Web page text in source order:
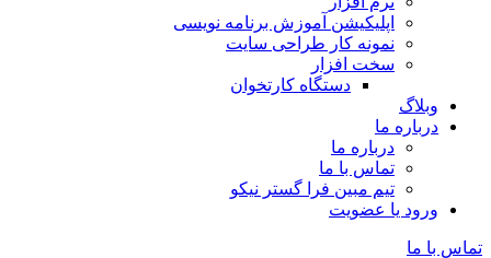
اپلیکیشن آموزش برنامه نویسی
نمونه کار طراحی سایت
سخت افزار
دستگاه کارتخوان
وبلاگ
درباره ما
درباره ما
تماس با ما
تیم مبین فرا گستر نیکو
ورود یا عضویت
تماس با ما